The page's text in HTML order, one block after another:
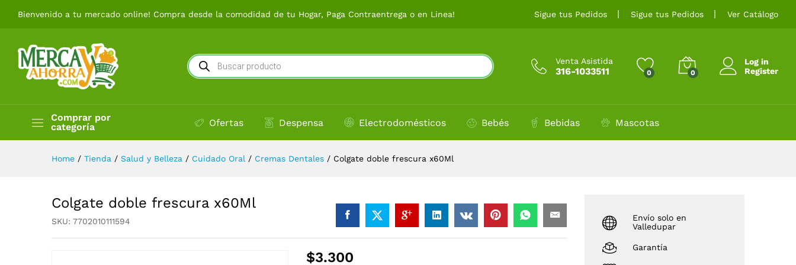
Bienvenido a tu mercado online! Compra desde la comodidad de tu Hogar, Paga Contraentrega o en Linea! Sigue tus Pedidos Sigue tus Pedidos Ver Catálogo
Búsqueda
de
productos
Venta Asistida
316-1033511 0 0
Log in
Register
Comprar por
categoría
Bebidas, Pasabocas y
Ofertas Despensa Electrodomésticos Bebés Bebidas Mascotas
Home / Tienda / Salud y Belleza / Cuidado Oral / Cremas Dentales / Colgate doble frescura x60Ml
Colgate doble frescura x60Ml
SKU: 7702010111594
$3.300
Envío solo en
Valledupar
Garantía
Colgate doble frescura x60Ml $3.300 Añadir al carrito